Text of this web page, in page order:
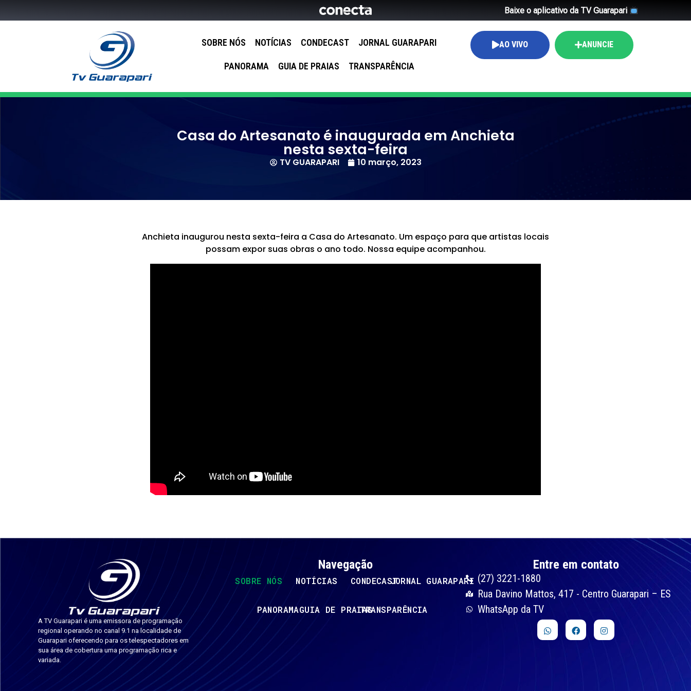
Baixe o aplicativo da TV Guarapari
SOBRE NÓS NOTÍCIAS CONDECAST JORNAL GUARAPARI
PANORAMA GUIA DE PRAIAS TRANSPARÊNCIA
AO VIVO ANUNCIE
Casa do Artesanato é inaugurada em Anchieta
nesta sexta-feira
TV GUARAPARI 10 março, 2023
Anchieta inaugurou nesta sexta-feira a Casa do Artesanato. Um espaço para que artistas locais
possam expor suas obras o ano todo. Nossa equipe acompanhou.
A TV Guarapari é uma emissora de programação
regional operando no canal 9.1 na localidade de
Guarapari oferecendo para os telespectadores em
sua área de cobertura uma programação rica e
variada.
Navegação
SOBRE NÓS NOTÍCIAS CONDECASTJORNAL GUARAPARI
PANORAMAGUIA DE PRAIASTRANSPARÊNCIA
Entre em contato
(27) 3221-1880
Rua Davino Mattos, 417 - Centro Guarapari – ES
WhatsApp da TV